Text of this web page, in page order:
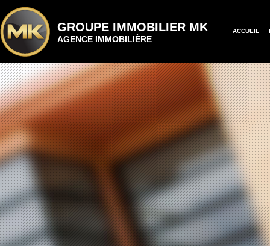
GROUPE IMMOBILIER MK
AGENCE IMMOBILIÈRE
ACCUEIL